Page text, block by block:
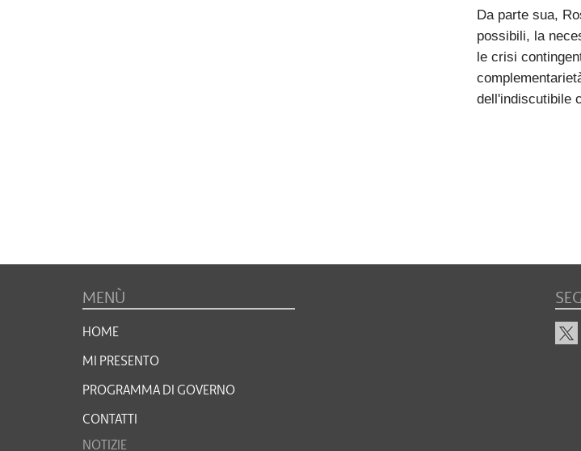
Da parte sua,
possibili, la
le crisi
dell'indiscutibile
MENÙ
HOME
MI PRESENTO
PROGRAMMA DI GOVERNO
CONTATTI
NOTIZIE